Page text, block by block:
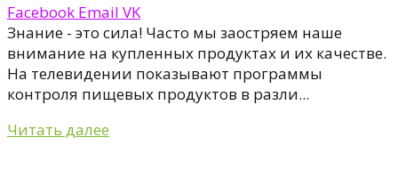
Facebook Email VK
Знание - это сила! Часто мы заостряем наше
внимание на купленных продуктах и их качестве.
На телевидении показывают программы
контроля пищевых продуктов в разли...
Читать далее